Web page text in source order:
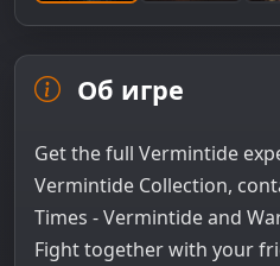
Об игре
Get the full Vermintide
Vermintide Collection,
Times - Vermintide and
Fight together with your